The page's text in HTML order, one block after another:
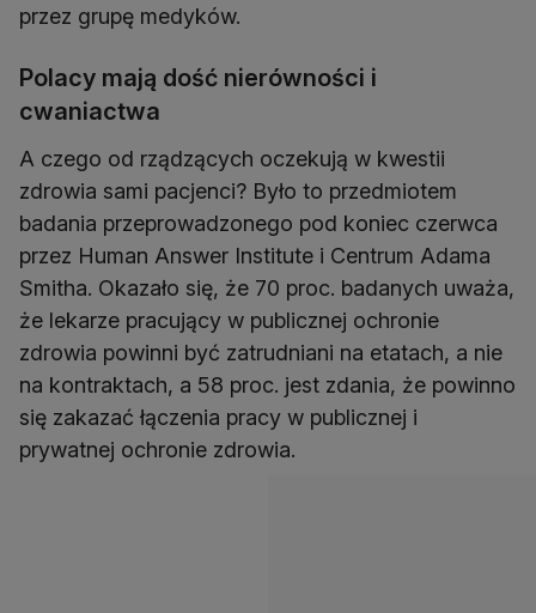
przez grupę medyków.
Polacy mają dość nierówności i
cwaniactwa
A czego od rządzących oczekują w kwestii
zdrowia sami pacjenci? Było to przedmiotem
badania przeprowadzonego pod koniec czerwca
przez Human Answer Institute i Centrum Adama
Smitha. Okazało się, że 70 proc. badanych uważa,
że lekarze pracujący w publicznej ochronie
zdrowia powinni być zatrudniani na etatach, a nie
na kontraktach, a 58 proc. jest zdania, że powinno
się zakazać łączenia pracy w publicznej i
prywatnej ochronie zdrowia.